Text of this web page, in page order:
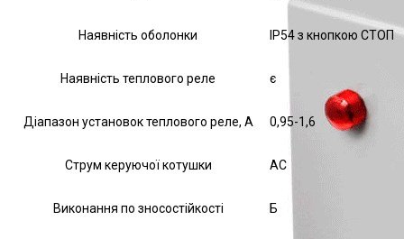
Наявність оболонки IP54 з кнопкою СТОП
Наявність теплового реле є
Діапазон установок теплового реле, А 0,95-1,6
Струм керуючої котушки АС
Виконання по зносостійкості Б